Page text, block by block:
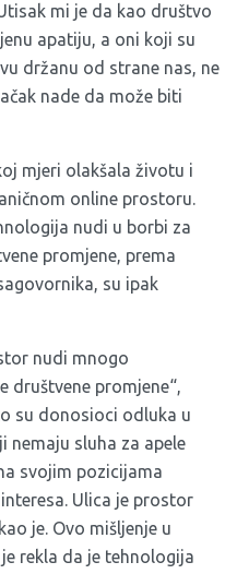
mi je da kao društvo
apatiju, a oni koji su
držanu od strane nas, ne
nade da može biti
mjeri olakšala životu i
online prostoru.
nudi u borbi za
promjene, prema
su ipak
nudi mnogo
društvene promjene“,
su donosioci odluka u
sluha za apele
svojim pozicijama
Ulica je prostor
je. Ovo mišljenje u
rekla da je tehnologija